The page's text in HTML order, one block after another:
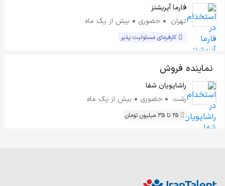
فارما آپریشنز
تهران
حضوری بیش از یک ماه
کارفرمای مسئولیت پذیر
نماینده فروش
راشاپویان شفا
رشت
حضوری بیش از یک ماه
25 تا 35 میلیون تومان